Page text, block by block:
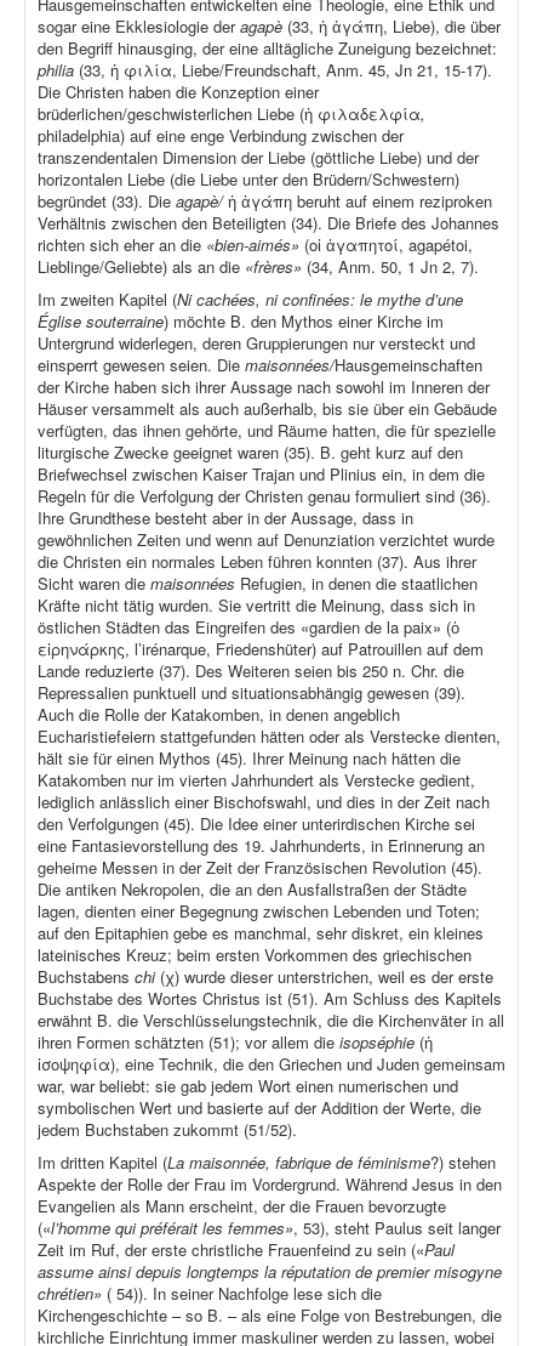
sogar eine Ekklesiologie deragapè (33, ἡ ἀγάπη, Liebe), die über
den Begriff hinausging, der eine alltägliche Zuneigung bezeichnet:
philia (33, ἡ φιλία, Liebe/Freundschaft, Anm. 45, Jn 21, 15-17).
Die Christen haben die Konzeption einer
brüderlichen/geschwisterlichen Liebe (ἡ φιλαδελφία,
philadelphia) auf eine enge Verbindung zwischen der
transzendentalen Dimension der Liebe (göttliche Liebe) und der
horizontalen Liebe (die Liebe unter den Brüdern/Schwestern)
begründet (33). Die agapè/ἡ ἀγάπη beruht auf einem reziproken
Verhältnis zwischen den Beteiligten (34). Die Briefe des Johannes
richten sich eher an die «bien-aimés» (οἱ ἀγαπητοί, agapétoi,
Lieblinge/Geliebte) als an die «frères» (34, Anm. 50, 1 Jn 2, 7).
Im zweiten Kapitel (Ni cachées, ni confinées: le mythe d’une
Église souterraine) möchte B. den Mythos einer Kirche im
Untergrund widerlegen, deren Gruppierungen nur versteckt und
einsperrt gewesen seien. Die maisonnées/Hausgemeinschaften
der Kirche haben sich ihrer Aussage nach sowohl im Inneren der
Häuser versammelt als auch außerhalb, bis sie über ein Gebäude
verfügten, das ihnen gehörte, und Räume hatten, die für spezielle
liturgische Zwecke geeignet waren (35). B. geht kurz auf den
Briefwechsel zwischen Kaiser Trajan und Plinius ein, in dem die
Regeln für die Verfolgung der Christen genau formuliert sind (36).
Ihre Grundthese besteht aber in der Aussage, dass in
gewöhnlichen Zeiten und wenn auf Denunziation verzichtet wurde
die Christen ein normales Leben führen konnten (37). Aus ihrer
Sicht waren die maisonnées Refugien, in denen die staatlichen
Kräfte nicht tätig wurden. Sie vertritt die Meinung, dass sich in
östlichen Städten das Eingreifen des «gardien de la paix» (ὁ
εἰρηνάρκης, l’irénarque, Friedenshüter) auf Patrouillen auf dem
Lande reduzierte (37). Des Weiteren seien bis 250 n. Chr. die
Repressalien punktuell und situationsabhängig gewesen (39).
Auch die Rolle der Katakomben, in denen angeblich
Eucharistiefeiern stattgefunden hätten oder als Verstecke dienten,
hält sie für einen Mythos (45). Ihrer Meinung nach hätten die
Katakomben nur im vierten Jahrhundert als Verstecke gedient,
lediglich anlässlich einer Bischofswahl, und dies in der Zeit nach
den Verfolgungen (45). Die Idee einer unterirdischen Kirche sei
eine Fantasievorstellung des 19. Jahrhunderts, in Erinnerung an
geheime Messen in der Zeit der Französischen Revolution (45).
Die antiken Nekropolen, die an den Ausfallstraßen der Städte
lagen, dienten einer Begegnung zwischen Lebenden und Toten;
auf den Epitaphien gebe es manchmal, sehr diskret, ein kleines
lateinisches Kreuz; beim ersten Vorkommen des griechischen
Buchstabens chi (χ) wurde dieser unterstrichen, weil es der erste
Buchstabe des Wortes Christus ist (51). Am Schluss des Kapitels
erwähnt B. die Verschlüsselungstechnik, die die Kirchenväter in all
ihren Formen schätzten (51); vor allem die isopséphie (ἡ
ἰσοψηφία), eine Technik, die den Griechen und Juden gemeinsam
war, war beliebt: sie gab jedem Wort einen numerischen und
symbolischen Wert und basierte auf der Addition der Werte, die
jedem Buchstaben zukommt (51/52).
Im dritten Kapitel (La maisonnée, fabrique de féminisme?) stehen
Aspekte der Rolle der Frau im Vordergrund. Während Jesus in den
Evangelien als Mann erscheint, der die Frauen bevorzugte
(«l’homme qui préférait les femmes», 53), steht Paulus seit langer
Zeit im Ruf, der erste christliche Frauenfeind zu sein («Paul
assume ainsi depuis longtemps la réputation de premier misogyne
chrétien» ( 54)). In seiner Nachfolge lese sich die
Kirchengeschichte – so B. – als eine Folge von Bestrebungen, die
kirchliche Einrichtung immer maskuliner werden zu lassen, wobei